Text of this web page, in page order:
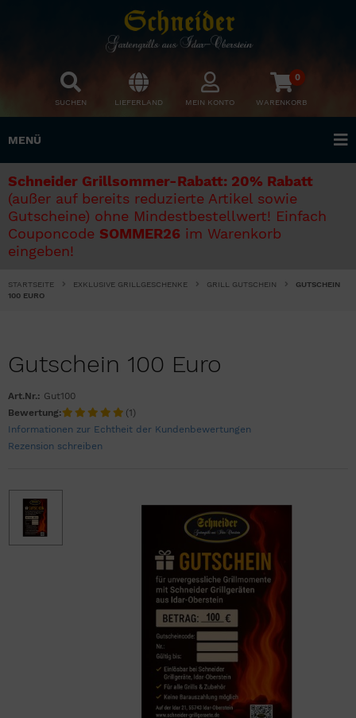
SUCHEN LIEFERLAND MEIN KONTO
0
WARENKORB
MENÜ
Schneider Grillsommer-Rabatt: 20% Rabatt
(außer auf bereits reduzierte Artikel sowie
Gutscheine) ohne Mindestbestellwert! Einfach
Couponcode SOMMER26 im Warenkorb
eingeben!
STARTSEITE EXKLUSIVE GRILLGESCHENKE GRILL GUTSCHEIN
GUTSCHEIN
100 EURO
Gutschein 100 Euro
Art.Nr.: Gut100
Bewertung:
(1)
Informationen zur Echtheit der Kundenbewertungen
Rezension schreiben